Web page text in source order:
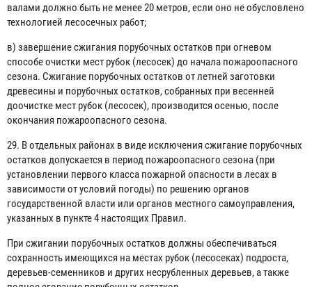
валами должно быть не менее 20 метров, если оно не обусловлено
технологией лесосечных работ;
в) завершение сжигания порубочных остатков при огневом
способе очистки мест рубок (лесосек) до начала пожароопасного
сезона. Сжигание порубочных остатков от летней заготовки
древесины и порубочных остатков, собранных при весенней
доочистке мест рубок (лесосек), производится осенью, после
окончания пожароопасного сезона.
29. В отдельных районах в виде исключения сжигание порубочных
остатков допускается в период пожароопасного сезона (при
установлении первого класса пожарной опасности в лесах в
зависимости от условий погоды) по решению органов
государственной власти или органов местного самоуправления,
указанных в пункте 4 настоящих Правил.
При сжигании порубочных остатков должны обеспечиваться
сохранность имеющихся на местах рубок (лесосеках) подроста,
деревьев-семенников и других несрубленных деревьев, а также